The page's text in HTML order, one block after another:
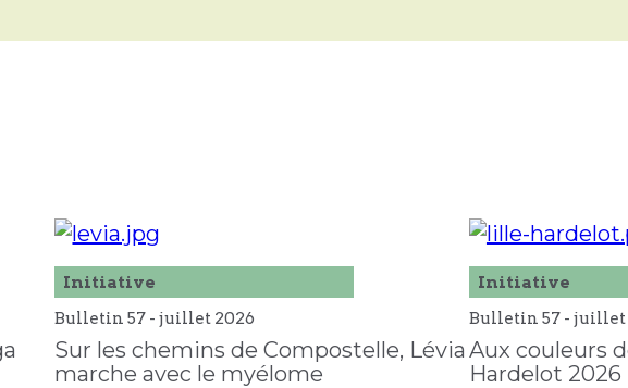
Initiative
Bulletin 57 -juillet 2026
Sur les chemins de Compostelle, Lévia
marche avec le myélome
Initiative
Bulletin 57 - juillet
Aux couleurs
Hardelot 2026